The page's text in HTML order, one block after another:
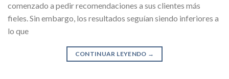
comenzado a pedir recomendaciones a sus clientes más
fieles. Sin embargo, los resultados seguían siendo inferiores a
lo que
CONTINUAR LEYENDO →